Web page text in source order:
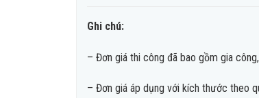
Ghi chú:
– Đơn giá thi công đã bao gồm gia
– Đơn giá áp dụng với kích thước theo